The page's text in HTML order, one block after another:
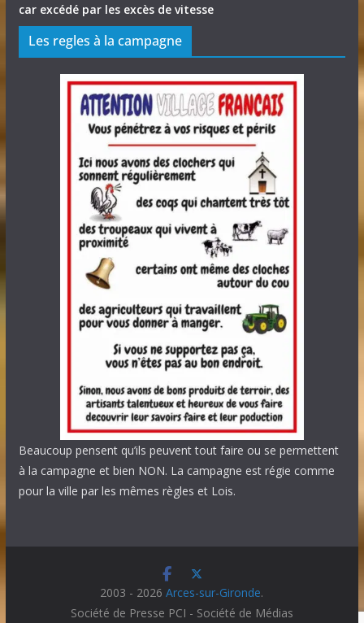
car excédé par les excès de vitesse
Les regles à la campagne
Beaucoup pensent qu’ils peuvent tout faire ou se permettent
à la campagne et bien NON. La campagne est régie comme
pour la ville par les mêmes règles et Lois.
2003 - 2026Arces-sur-Gironde.
Société de Presse PCI - Société de Médias